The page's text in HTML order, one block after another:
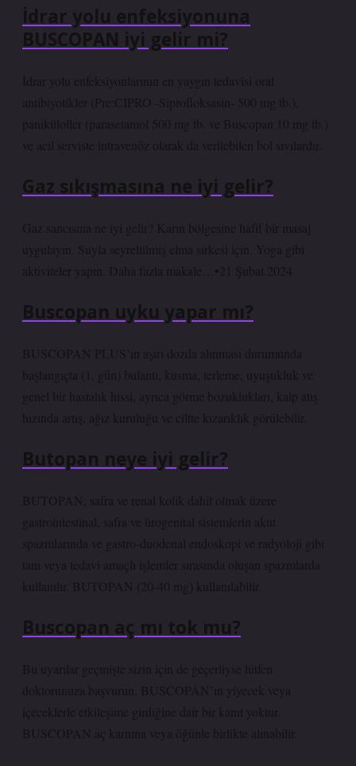
İdrar yolu enfeksiyonuna
BUSCOPAN iyi gelir mi?
İdrar yolu enfeksiyonlarının en yaygın tedavisi oral
antibiyotikler (Pre:CIPRO -Siprofloksasin- 500 mg tb.),
paniküloller (parasetamol 500 mg tb. ve Buscopan 10 mg tb.)
ve acil serviste intravenöz olarak da verilebilen bol sıvılardır.
Gaz sıkışmasına ne iyi gelir?
Gaz sancısına ne iyi gelir? Karın bölgesine hafif bir masaj
uygulayın. Suyla seyreltilmiş elma sirkesi için. Yoga gibi
aktiviteler yapın. Daha fazla makale…•21 Şubat 2024
Buscopan uyku yapar mı?
BUSCOPAN PLUS’ın aşırı dozda alınması durumunda
başlangıçta (1. gün) bulantı, kusma, terleme, uyuşukluk ve
genel bir hastalık hissi, ayrıca görme bozuklukları, kalp atış
hızında artış, ağız kuruluğu ve ciltte kızarıklık görülebilir.
Butopan neye iyi gelir?
BUTOPAN, safra ve renal kolik dahil olmak üzere
gastrointestinal, safra ve ürogenital sistemlerin akut
spazmlarında ve gastro-duodenal endoskopi ve radyoloji gibi
tanı veya tedavi amaçlı işlemler sırasında oluşan spazmlarda
kullanılır. BUTOPAN (20-40 mg) kullanılabilir.
Buscopan aç mı tok mu?
Bu uyarılar geçmişte sizin için de geçerliyse lütfen
doktorunuza başvurun. BUSCOPAN’ın yiyecek veya
içeceklerle etkileşime girdiğine dair bir kanıt yoktur.
BUSCOPAN aç karnına veya öğünle birlikte alınabilir.